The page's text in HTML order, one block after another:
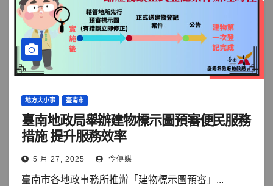
地方大小事 臺南市
臺南地政局舉辦建物標示圖預審便民服務
措施 提升服務效率
5 月 27, 2025 今傳媒
臺南市各地政事務所推辦「建物標示圖預審」...